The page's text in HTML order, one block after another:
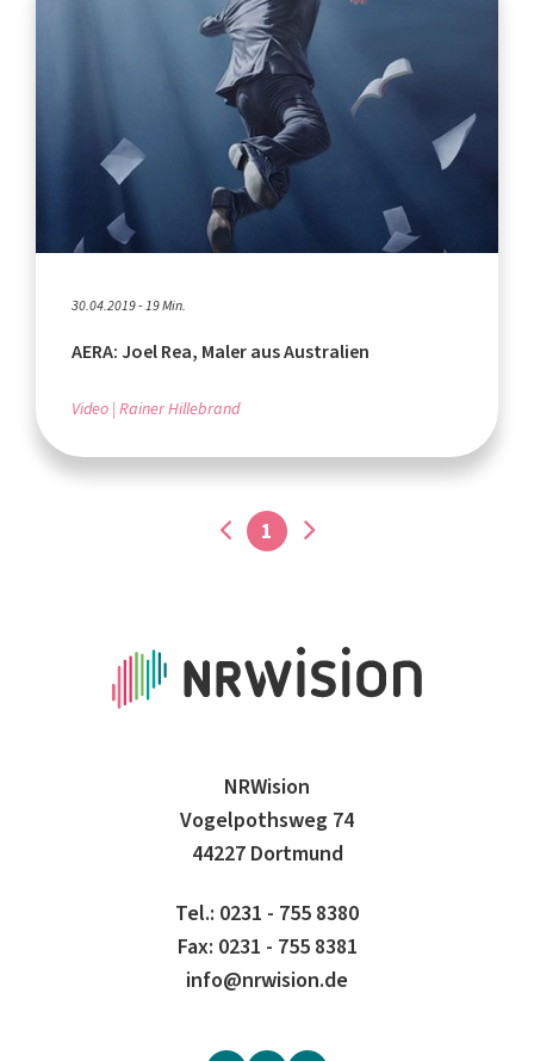
30.04.2019 - 19 Min.
AERA: Joel Rea, Maler aus Australien
Video Rainer Hillebrand
1
NRWision
Vogelpothsweg 74
44227 Dortmund
Tel.: 0231 - 755 8380
Fax: 0231 - 755 8381
info@nrwision.de